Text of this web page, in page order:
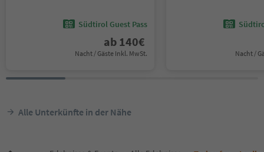
Südtirol Guest Pass
ab 140€
Nacht / Gäste Inkl. MwSt. Nacht /
Alle Unterkünfte in der Nähe